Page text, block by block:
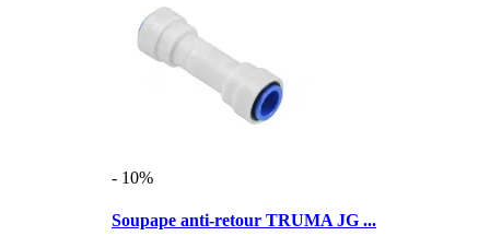
- 10%
Soupape anti-retour TRUMA JG ...